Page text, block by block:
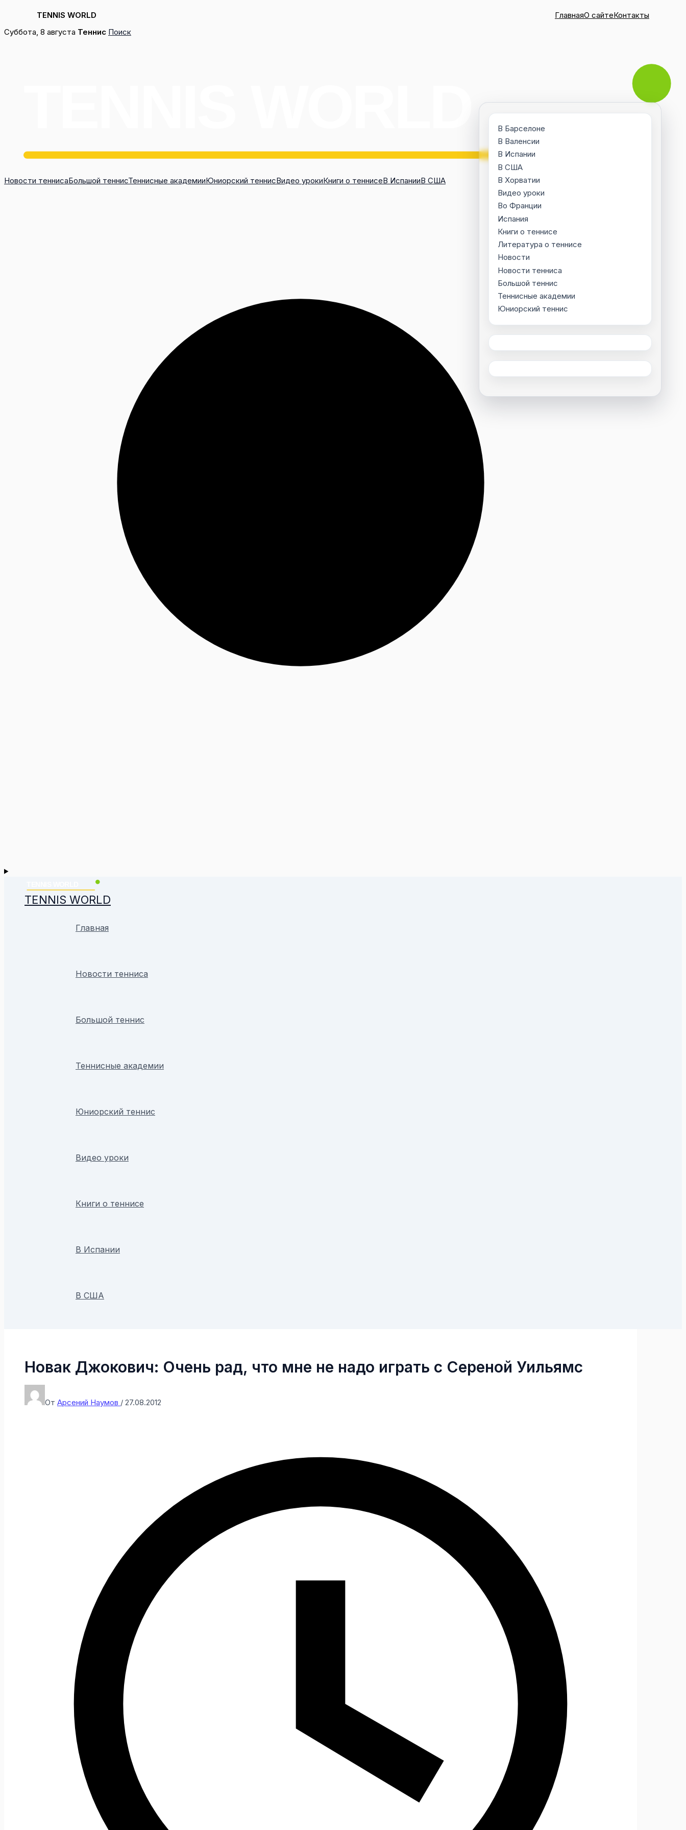
TENNIS WORLD ГлавнаяО сайтеКонтакты
Перейти
Суббота, 8 августа Теннис Поиск
Новости теннисаБольшой теннисТеннисные академииЮниорский теннисВидео урокиКниги о теннисеВ ИспанииВ США
TENNIS WORLD
Главная
Новости тенниса
Большой теннис
Теннисные академии
Юниорский теннис
Видео уроки
Книги о теннисе
В Испании
В США
Новак Джокович: Очень рад, что мне не надо играть с Сереной Уильямс
От Арсений Наумов / 27.08.2012
В Барселоне
В Валенсии
В Испании
В США
В Хорватии
Видео уроки
Во Франции
Испания
Книги о теннисе
Литература о теннисе
Новости
Новости тенниса
Большой теннис
Теннисные академии
Юниорский теннис